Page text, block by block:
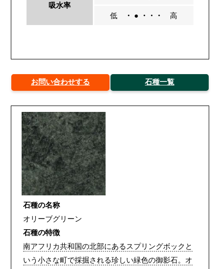
吸水率
低 ・ ● ・・・ 高
お問い合わせする 石種一覧
石種の名称
オリーブグリーン
石種の特徴
南アフリカ共和国の北部にあるスプリングボックと
いう小さな町で採掘される珍しい緑色の御影石。オ